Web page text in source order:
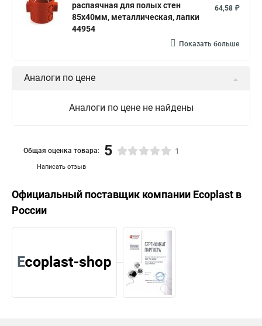
распаячная для полых стен
85х40мм, металлическая, лапки
44954
64,58 ₽
Показать больше
Аналоги по цене
Аналоги по цене не найдены
Написать отзыв
Общая оценка товара: 5 1
Официальный поставщик компании Ecoplast в
России